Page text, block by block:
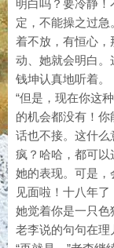
明白吗？要冷静
定，不能操之过
着不放，有恒心
动、她就会明白。
钱坤认真地听着。
“但是，现在你这
的机会都没有！
话也不接。这什
疯？哈哈，都可
她的表现。可是
见面啦！十八年
她觉着你是一只色
老李说的句句在理